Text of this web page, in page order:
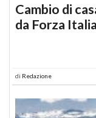
Cambio di
da Forza
di Redazione